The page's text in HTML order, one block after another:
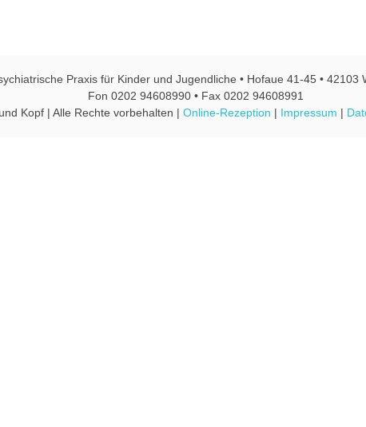
Praxis für Kinder und Jugendliche • Hofaue 41-45 • 42103
Fon 0202 94608990 • Fax 0202 94608991
Kopf | Alle Rechte vorbehalten | Online-Rezeption | Impressum |